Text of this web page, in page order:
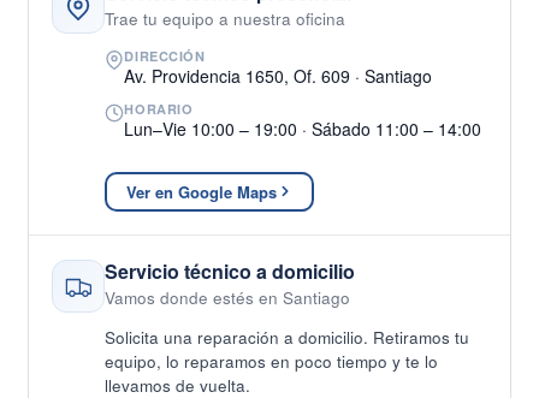
Trae tu equipo a nuestra oficina
DIRECCIÓN
Av. Providencia 1650, Of. 609 · Santiago
HORARIO
Lun–Vie 10:00 – 19:00 · Sábado 11:00 – 14:00
Ver en Google Maps
Servicio técnico a domicilio
Vamos donde estés en Santiago
Solicita una reparación a domicilio. Retiramos tu
equipo, lo reparamos en poco tiempo y te lo
llevamos de vuelta.